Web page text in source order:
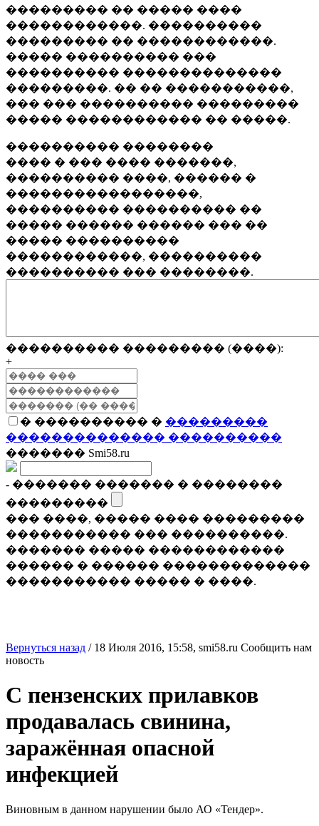
��������� �� ����� ����
������������. ����������
��������� �� ������������.
����� ���������� ���
���������� ��������������
���������. �� �� �����������,
��� ��� ���������� ���������
����� ������������ �� �����.
���������� ��������
���� � ��� ���� �������,
���������� ����, ������ �
�����������������,
���������� ���������� ��
����� ������ ������ ��� ��
����� ����������
������������, ����������
���������� ��� ��������.
���������� ��������� (����):
+
� ���������� � ���������
�������������� ����������
������� Smi58.ru
- ������� ������� � ��������
���������
��� ����, ����� ���� ���������
����������� ��� ����������.
������� ����� ������������
������ � ������ �������������
����������� ����� � ����.
Вернуться назад / 18 Июля 2016, 15:58, smi58.ru Сообщить нам
новость
С пензенских прилавков
продавалась свинина,
заражённая опасной
инфекцией
Виновным в данном нарушении было АО «Тендер».